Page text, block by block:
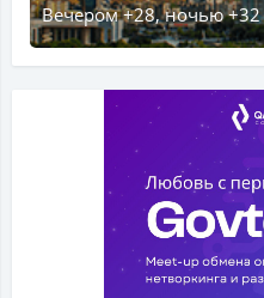
Вечером +28, ночью +32